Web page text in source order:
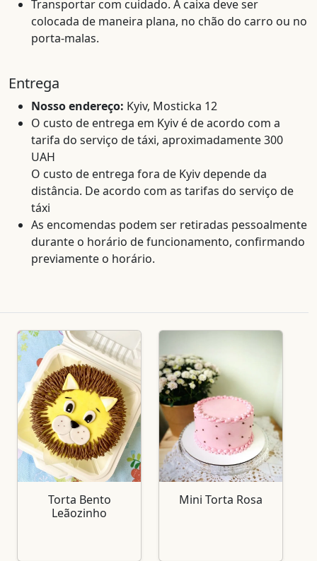
Transportar com cuidado. A caixa deve ser
colocada de maneira plana, no chão do carro ou no
porta-malas.
Entrega
Nosso endereço: Kyiv, Mosticka 12
O custo de entrega em Kyiv é de acordo com a
tarifa do serviço de táxi, aproximadamente 300
UAH
O custo de entrega fora de Kyiv depende da
distância. De acordo com as tarifas do serviço de
táxi
As encomendas podem ser retiradas pessoalmente
durante o horário de funcionamento, confirmando
previamente o horário.
Torta Bento
Leãozinho
Mini Torta Rosa